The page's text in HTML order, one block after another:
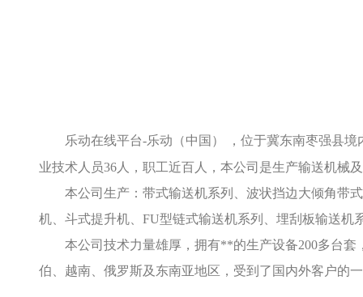
乐动在线平台-乐动（中国） ，位于冀东南枣强县
业技术人员36人，职工近百人，本公司是生产输送机械
本公司生产：带式输送机系列、波状挡边大倾角带
机、斗式提升机、FU型链式输送机系列、埋刮板输送
本公司技术力量雄厚，拥有**的生产设备200多台
伯、越南、俄罗斯及东南亚地区，受到了国内外客户的